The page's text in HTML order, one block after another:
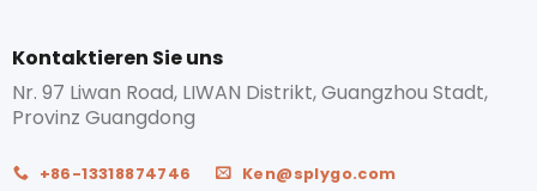
Kontaktieren Sie uns
Nr. 97 Liwan Road, LIWAN Distrikt, Guangzhou Stadt,
Provinz Guangdong
+86-13318874746 Ken@splygo.com